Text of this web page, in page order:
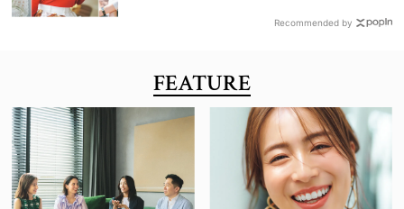
Recommended by
FEATURE